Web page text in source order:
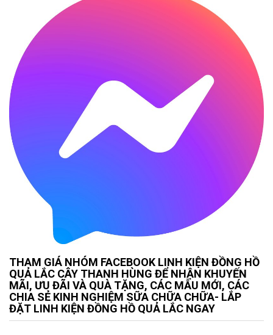
THAM GIÁ NHÓM FACEBOOK LINH KIỆN ĐỒNG HỒ
QUẢ LẮC CÂY THANH HÙNG ĐỂ NHẬN KHUYẾN
MÃI, ƯU ĐÃI VÀ QUÀ TẶNG, CÁC MẪU MỚI, CÁC
CHIA SẺ KINH NGHIỆM SỮA CHỮA CHỮA- LẮP
ĐẶT LINH KIỆN ĐỒNG HỒ QUẢ LẮC NGAY